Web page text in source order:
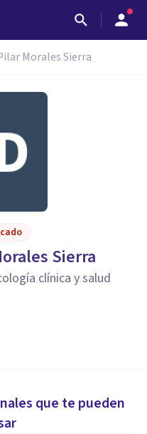
Morales Sierra
Sierra
clínica y salud
que te pueden